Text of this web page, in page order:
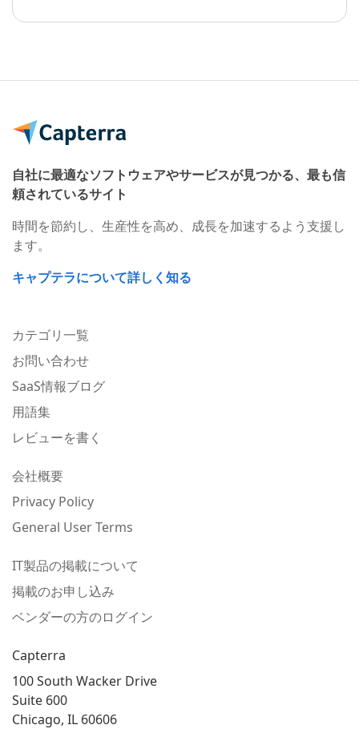
自社に最適なソフトウェアやサービスが見つかる、最も信
頼されているサイト
時間を節約し、生産性を高め、成長を加速するよう支援し
ます。
キャプテラについて詳しく知る
カテゴリ一覧
お問い合わせ
SaaS情報ブログ
用語集
レビューを書く
会社概要
Privacy Policy
General User Terms
IT製品の掲載について
掲載のお申し込み
ベンダーの方のログイン
Capterra
100 South Wacker Drive
Suite 600
Chicago, IL 60606